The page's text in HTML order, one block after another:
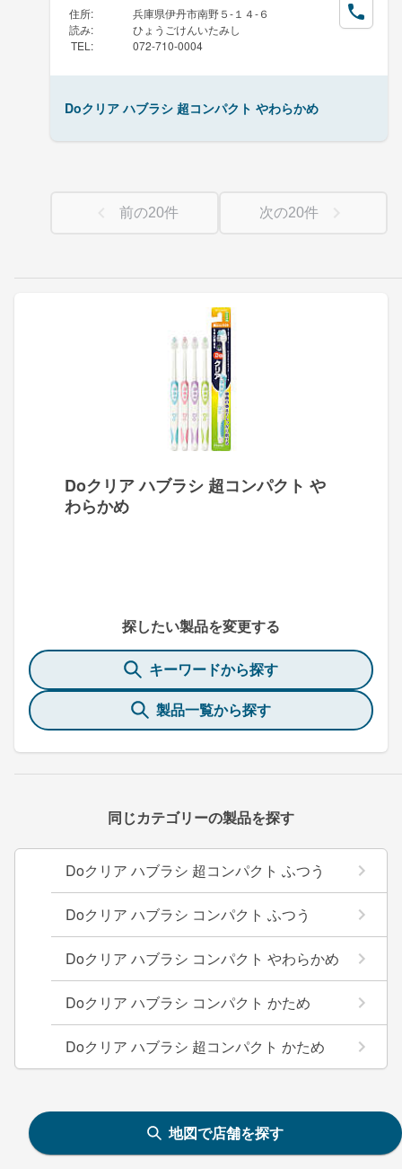
Doクリア ハブラシ 超コンパクト や
わらかめ
探したい製品を変更する
キーワードから探す
製品一覧から探す
同じカテゴリーの製品を探す
Doクリア ハブラシ 超コンパクト ふつう
Doクリア ハブラシ コンパクト ふつう
Doクリア ハブラシ コンパクト やわらかめ
Doクリア ハブラシ コンパクト かため
Doクリア ハブラシ 超コンパクト かため
住所:
兵庫県伊丹市南野５-１４-６
読み:
ひょうごけんいたみし
TEL : 072-710-0004
Doクリア ハブラシ 超コンパクト やわらかめ
前の20件 次の20件
地図で店舗を探す